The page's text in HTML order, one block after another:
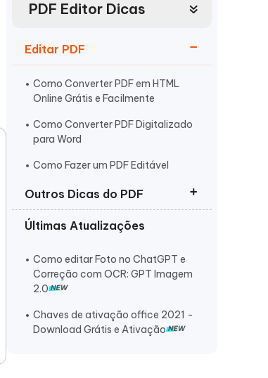
Mais dicas úteis
PDF Editor Dicas
Editar PDF
Como Converter PDF em HTML
Online Grátis e Facilmente
Como Converter PDF Digitalizado
para Word
Como Fazer um PDF Editável
Outros Dicas do PDF
7 Melhores Leitores de PDF para
Como Tornar PDF Pesquisável?|
2026 atualizado
Top 5 Ferramentas de OCR com IA
Online e Gratuito
Últimas Atualizações
Como editar Foto no ChatGPT e
Correção com OCR: GPT Imagem
2.0
Chaves de ativação office 2021 -
Download Grátis e Ativação